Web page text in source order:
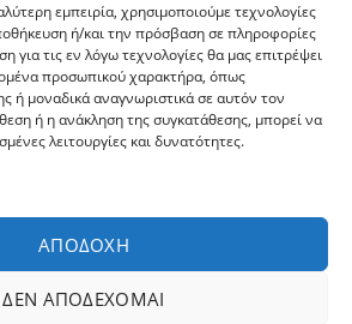
εμπειρία, χρησιμοποιούμε τεχνολογίες
ή/και την πρόσβαση σε πληροφορίες
για τις εν λόγω τεχνολογίες θα μας επιτρέψει
προσωπικού χαρακτήρα, όπως
ή μοναδικά αναγνωριστικά σε αυτόν τον
ή η ανάκληση της συγκατάθεσης, μπορεί να
λειτουργίες και δυνατότητες.
ΑΠΟΔΟΧΉ
ΔΕΝ ΑΠΟΔΈΧΟΜΑΙ